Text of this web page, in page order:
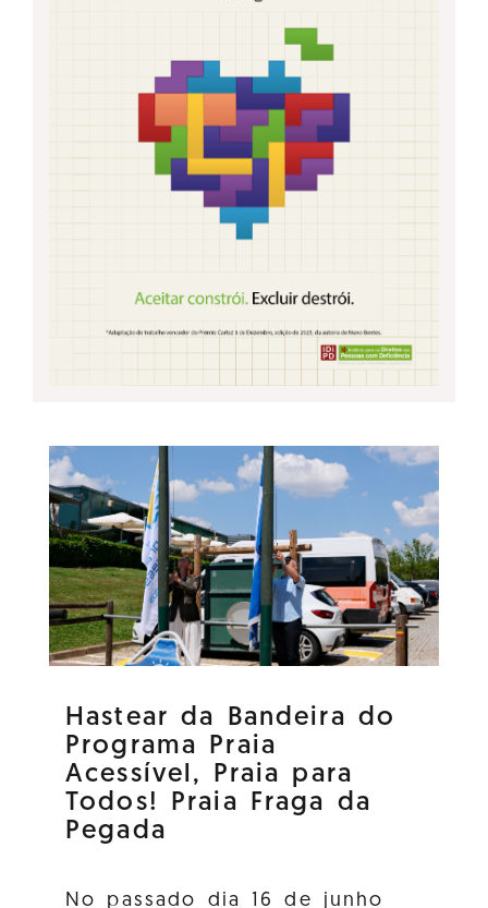
Hastear da Bandeira do
Programa Praia
Acessível, Praia para
Todos! Praia Fraga da
Pegada
No passado dia 16 de junho